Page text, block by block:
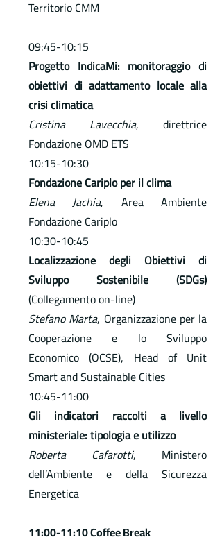
Territorio CMM
09:45-10:15
Progetto IndicaMi: monitoraggio di
obiettivi di adattamento locale alla
crisi climatica
Cristina Lavecchia, direttrice
Fondazione OMD ETS
10:15-10:30
Fondazione Cariplo per il clima
Elena Jachia, Area Ambiente
Fondazione Cariplo
10:30-10:45
Localizzazione degli Obiettivi di
Sviluppo Sostenibile (SDGs)
(Collegamento on-line)
Stefano Marta, Organizzazione per la
Cooperazione e lo Sviluppo
Economico (OCSE), Head of Unit
Smart and Sustainable Cities
10:45-11:00
Gli indicatori raccolti a livello
ministeriale: tipologia e utilizzo
Roberta Cafarotti, Ministero
dell’Ambiente e della Sicurezza
Energetica
11:00-11:10 Coffee Break